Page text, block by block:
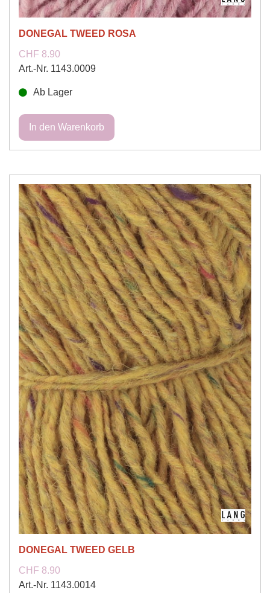
DONEGAL TWEED ROSA
CHF 8.90
Art.-Nr. 1143.0009
Ab Lager
DONEGAL TWEED GELB
CHF 8.90
Art.-Nr. 1143.0014